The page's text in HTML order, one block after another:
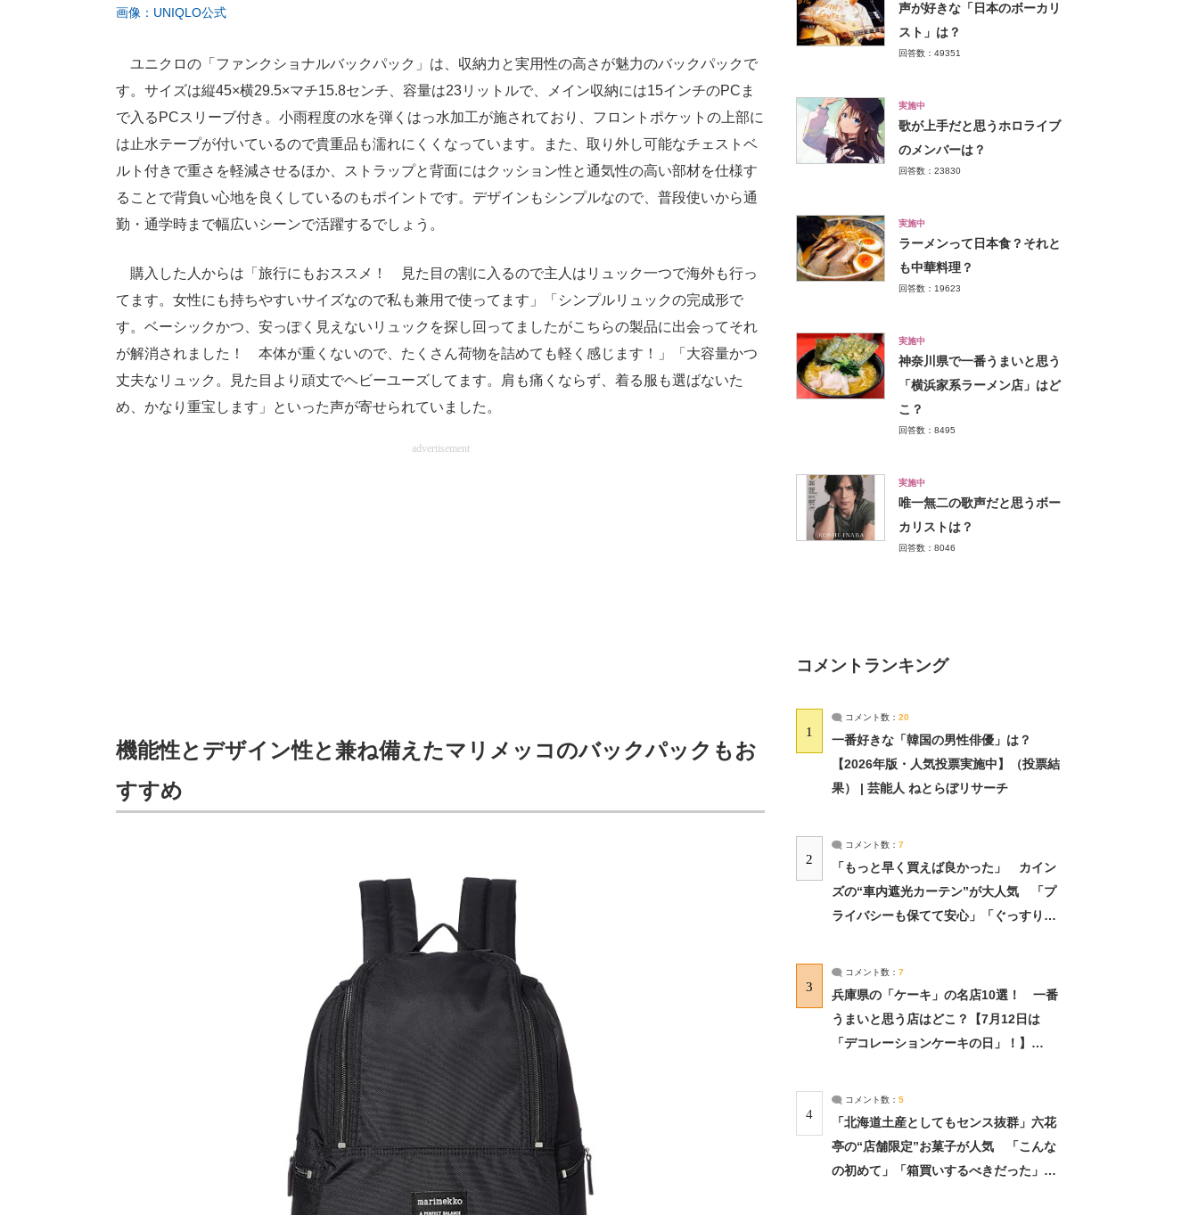
画像：UNIQLO公式
ユニクロの「ファンクショナルバックパック」は、収納力と実用性の高さが魅力のバックパックで
す。サイズは縦45×横29.5×マチ15.8センチ、容量は23リットルで、メイン収納には15インチのPCま
で入るPCスリーブ付き。小雨程度の水を弾くはっ水加工が施されており、フロントポケットの上部に
は止水テープが付いているので貴重品も濡れにくくなっています。また、取り外し可能なチェストベ
ルト付きで重さを軽減させるほか、ストラップと背面にはクッション性と通気性の高い部材を仕様す
ることで背負い心地を良くしているのもポイントです。デザインもシンプルなので、普段使いから通
勤・通学時まで幅広いシーンで活躍するでしょう。
購入した人からは「旅行にもおススメ！ 見た目の割に入るので主人はリュック一つで海外も行っ
てます。女性にも持ちやすいサイズなので私も兼用で使ってます」「シンプルリュックの完成形で
す。ベーシックかつ、安っぽく見えないリュックを探し回ってましたがこちらの製品に出会ってそれ
が解消されました！ 本体が重くないので、たくさん荷物を詰めても軽く感じます！」「大容量かつ
丈夫なリュック。見た目より頑丈でヘビーユーズしてます。肩も痛くならず、着る服も選ばないた
め、かなり重宝します」といった声が寄せられていました。
advertisement
機能性とデザイン性と兼ね備えたマリメッコのバックパックもお
すすめ
声が好きな「日本のボーカリ
スト」は？
回答数：49351
実施中
歌が上手だと思うホロライブ
のメンバーは？
回答数：23830
実施中
ラーメンって日本食？それと
も中華料理？
回答数：19623
実施中
神奈川県で一番うまいと思う
「横浜家系ラーメン店」はど
こ？
回答数：8495
実施中
唯一無二の歌声だと思うボー
カリストは？
回答数：8046
コメントランキング
1
コメント数： 20
一番好きな「韓国の男性俳優」は？
【2026年版・人気投票実施中】（投票結
果） | 芸能人 ねとらぼリサーチ
2
コメント数： 7
「もっと早く買えば良かった」 カイン
ズの“車内遮光カーテン”が大人気 「プ
ライバシーも保てて安心」「ぐっすり眠
3
コメント数： 7
兵庫県の「ケーキ」の名店10選！ 一番
うまいと思う店はどこ？【7月12日は
「デコレーションケーキの日」！】
4
コメント数： 5
「北海道土産としてもセンス抜群」六花
亭の“店舗限定”お菓子が人気 「こんな
の初めて」「箱買いするべきだった」